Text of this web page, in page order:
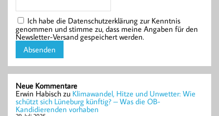
Ich habe die Datenschutzerklärung zur Kenntnis
genommen und stimme zu, dass meine Angaben für den
Newsletter-Versand gespeichert werden.
Neue Kommentare
Erwin Habisch zu Klimawandel, Hitze und Unwetter: Wie
schützt sich Lüneburg künftig? – Was die OB-
Kandidierenden vorhaben